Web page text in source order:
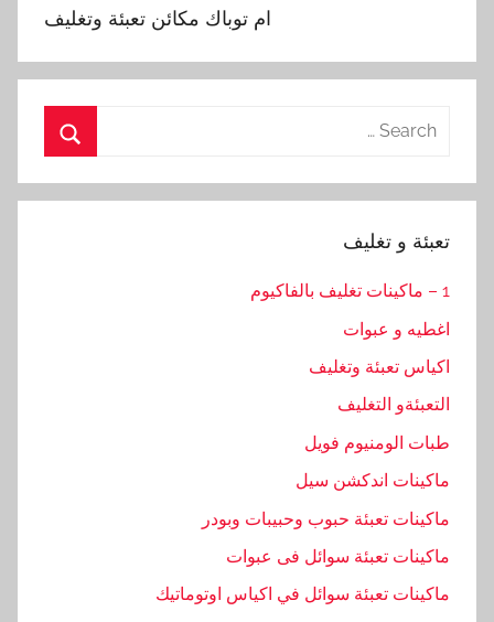
‏ ام توباك مكائن تعبئة وتغليف
Search
تعبئة و تغليف
1 – ماكينات تغليف بالفاكيوم
اغطيه و عبوات
اكياس تعبئة وتغليف
التعبئةو التغليف
طبات الومنيوم فويل
ماكينات اندكشن سيل
ماكينات تعبئة حبوب وحبيبات وبودر
ماكينات تعبئة سوائل فى عبوات
ماكينات تعبئة سوائل في اكياس اوتوماتيك